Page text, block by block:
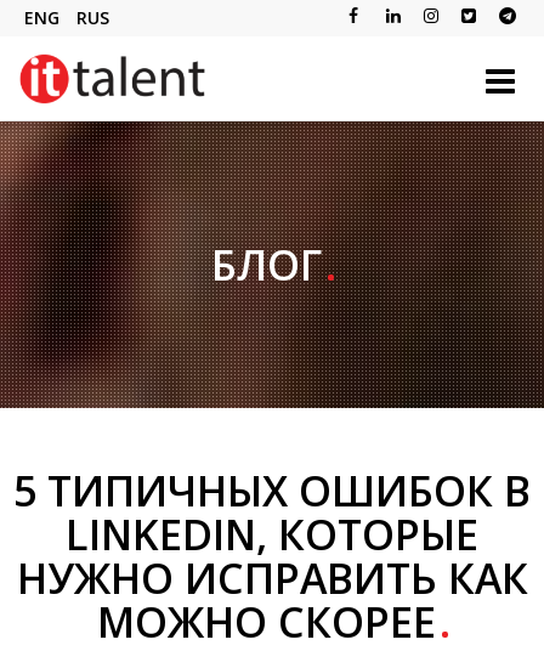
ENG RUS
БЛОГ
5 ТИПИЧНЫХ ОШИБОК В
LINKEDIN, КОТОРЫЕ
НУЖНО ИСПРАВИТЬ КАК
МОЖНО СКОРЕЕ